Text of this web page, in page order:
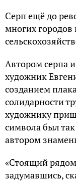
Серп ещё до
многих городов
Автором серпа
художник
созданием
солидарности
художнику
символа был
автором
«Стоящий
задумавшись,